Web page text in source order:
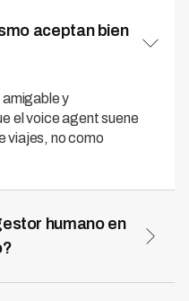
aceptan bien
y
el voice agent suene
viajes, no como
humano en